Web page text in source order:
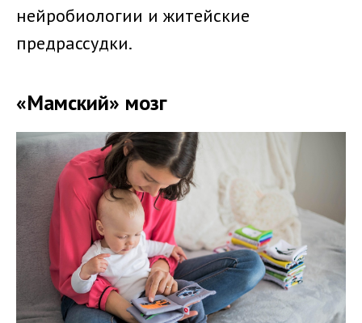
нейробиологии и житейские
предрассудки.
«Мамский» мозг